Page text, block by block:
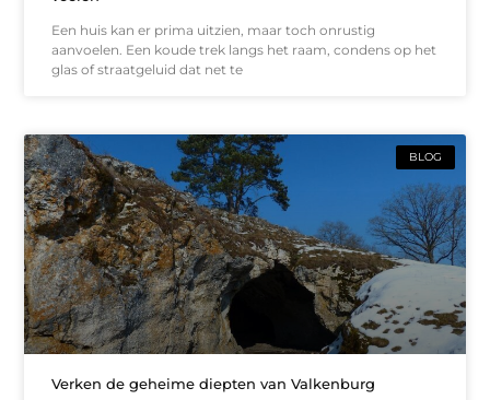
Een huis kan er prima uitzien, maar toch onrustig
aanvoelen. Een koude trek langs het raam, condens op het
glas of straatgeluid dat net te
BLOG
Verken de geheime diepten van Valkenburg